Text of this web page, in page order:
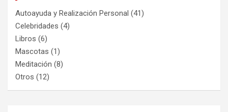
Autoayuda y Realización Personal (41)
Celebridades (4)
Libros (6)
Mascotas (1)
Meditación (8)
Otros (12)